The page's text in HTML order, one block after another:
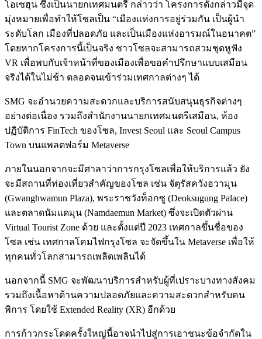
โอเซฮุน ซึ่งเป็นนายกเทศมนตรี กล่าวว่า โครงการดังกล่าวมีจุด
มุ่งหมายเพื่อทำให้โซลเป็น “เมืองแห่งการอยู่ร่วมกัน เป็นผู้นำ
ระดับโลก เมืองที่ปลอดภัย และเป็นเมืองแห่งอารมณ์ในอนาคต”
โดยหากโครงการนี้เป็นจริง ชาวโซลจะสามารถสวมชุดหูฟัง
VR เพื่อพบกับเจ้าหน้าที่ของเมืองเพื่อขอคำปรึกษาแบบเสมือน
จริงได้ในไม่ช้า ตลอดจนเข้าร่วมเทศกาลต่างๆ ได้
SMG จะอำนวยความสะดวกและบริการสนับสนุนธุรกิจต่างๆ
อย่างต่อเนื่อง รวมถึงสำนักงานนายกเทศมนตรีเสมือน, ห้อง
ปฏิบัติการ FinTech ของโซล, Invest Seoul และ Seoul Campus
Town บนแพลตฟอร์ม Metaverse
ภายในนอกจากจะมีศาลาว่าการกรุงโซลเพื่อให้บริการแล้ว ยัง
จะมีสถานที่ท่องเที่ยวสำคัญของโซล เช่น จัตุรัสควังฮวามุน
(Gwanghwamun Plaza), พระราชวังท็อกซู (Deoksugung Palace)
และตลาดนัมแดมุน (Namdaemun Market) ซึ่งจะเปิดตัวผ่าน
Virtual Tourist Zone ด้วย และตั้งแต่ปี 2023 เทศกาลขึ้นชื่อของ
โซล เช่น เทศกาลโคมไฟกรุงโซล จะจัดขึ้นใน Metaverse เพื่อให้
ทุกคนทั่วโลกสามารถเพลิดเพลินได้
นอกจากนี้ SMG จะพัฒนาบริการสำหรับผู้ที่เปราะบางทางสังคม
รวมถึงเนื้อหาด้านความปลอดภัยและความสะดวกสำหรับคน
พิการ โดยใช้ Extended Reality (XR) อีกด้วย
การก้าวกระโดดครั้งใหญ่นี้อาจนำไปสู่การเอาชนะข้อจำกัดใน